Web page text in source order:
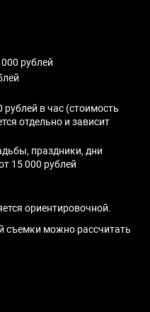
рублей
в час (стоимость
отдельно и зависит
праздники, дни
15 000 рублей
ориентировочной.
съемки можно рассчитать